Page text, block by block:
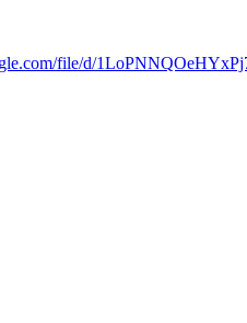
file/d/